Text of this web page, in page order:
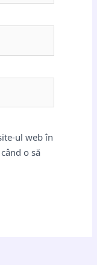
ul web în
o să